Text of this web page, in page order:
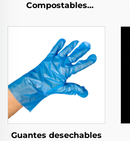
Compostables
Compostables de
Material PLA PBAT
Almidón de Maíz
Guantes desechables